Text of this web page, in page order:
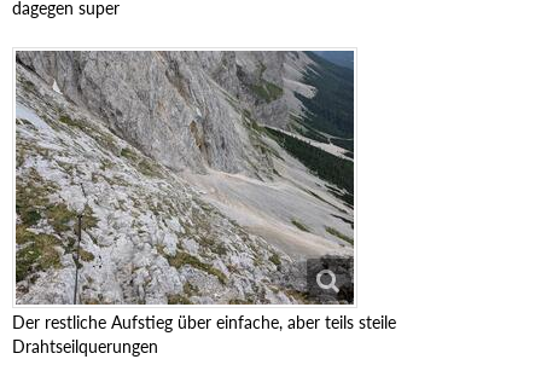
dagegen super
Der restliche Aufstieg über einfache, aber teils steile
Drahtseilquerungen